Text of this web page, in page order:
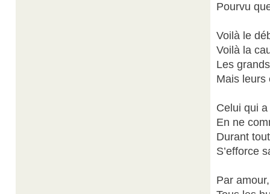
Pourvu
Voilà le
Voilà la
Les
Mais leurs
Celui qui
En ne
Durant
S’efforce
Par